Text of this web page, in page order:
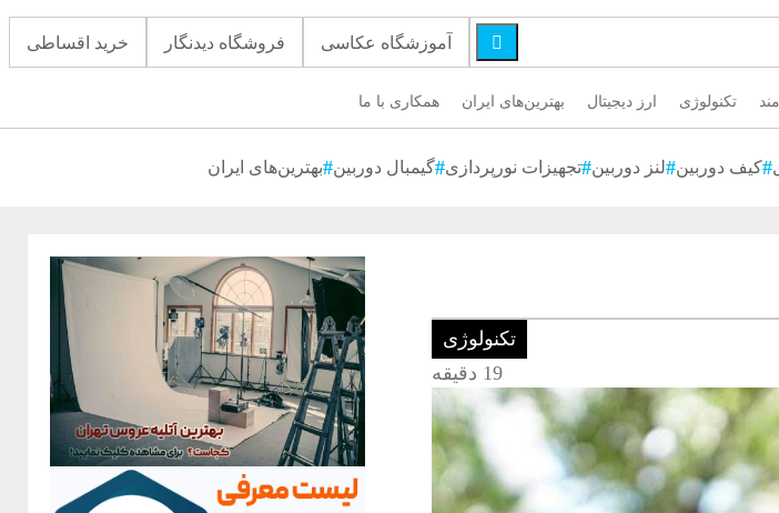
آموزشگاه عکاسی فروشگاه دیدنگار خرید اقساطی 
تکنولوژی ارز دیجیتال بهترین‌های ایران همکاری با ما
کیف دوربین لنز دوربین تجهیزات نورپردازی گیمبال دوربین بهترین‌های ایران
تکنولوژی
19 دقیقه